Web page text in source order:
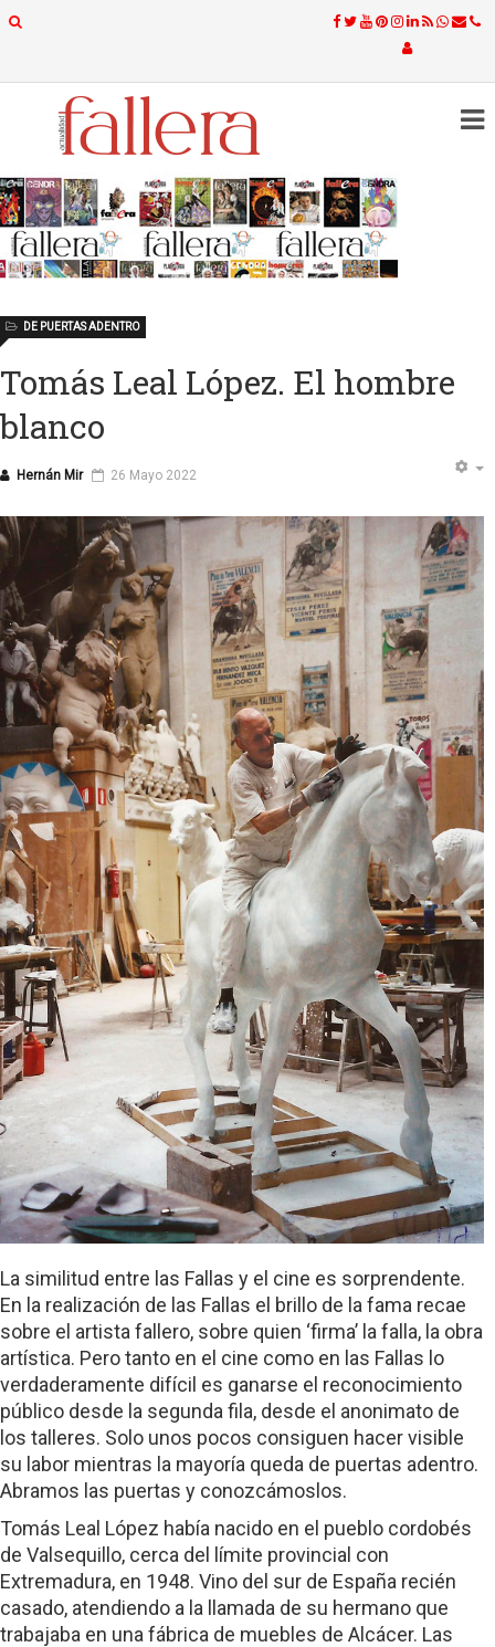
Tomás Leal López. El hombre
blanco
Hernán Mir
DE PUERTAS ADENTRO
26 Mayo 2022
La similitud entre las Fallas y el cine es sorprendente.
En la realización de las Fallas el brillo de la fama recae
sobre el artista fallero, sobre quien ‘firma’ la falla, la obra
artística. Pero tanto en el cine como en las Fallas lo
verdaderamente difícil es ganarse el reconocimiento
público desde la segunda fila, desde el anonimato de
los talleres. Solo unos pocos consiguen hacer visible
su labor mientras la mayoría queda de puertas adentro.
Abramos las puertas y conozcámoslos.
Tomás Leal López había nacido en el pueblo cordobés
de Valsequillo, cerca del límite provincial con
Extremadura, en 1948. Vino del sur de España recién
casado, atendiendo a la llamada de su hermano que
trabajaba en una fábrica de muebles de Alcácer. Las